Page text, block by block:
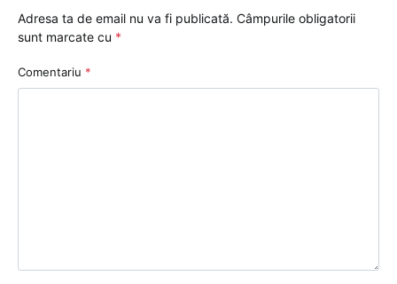
Adresa ta de email nu va fi publicată. Câmpurile obligatorii
sunt marcate cu *
Comentariu *